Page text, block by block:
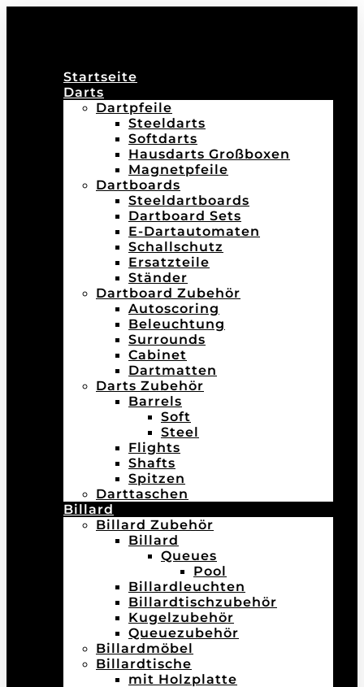
Startseite
Darts
Dartpfeile
Steeldarts
Softdarts
Hausdarts Großboxen
Magnetpfeile
Dartboards
Steeldartboards
Dartboard Sets
E-Dartautomaten
Schallschutz
Ersatzteile
Ständer
Dartboard Zubehör
Autoscoring
Beleuchtung
Surrounds
Cabinet
Dartmatten
Darts Zubehör
Barrels
Soft
Steel
Flights
Shafts
Spitzen
Darttaschen
Billard
Billard Zubehör
Billard
Queues
Pool
Billardleuchten
Billardtischzubehör
Kugelzubehör
Queuezubehör
Billardmöbel
Billardtische
mit Holzplatte